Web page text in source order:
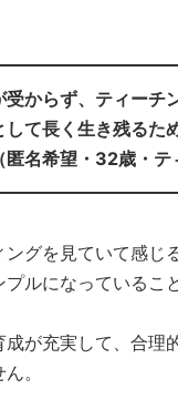
からず、ティー
て長く生き残る
匿名希望 ・ 32歳 ・ テ
グを見ていて感
ルになっていること
が充実して、合
。